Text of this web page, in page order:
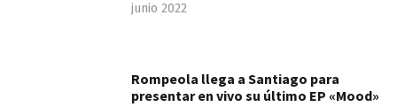
junio 2022
Rompeola llega a Santiago para
presentar en vivo su último EP «Mood»